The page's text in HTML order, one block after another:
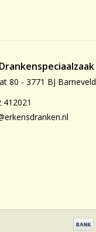
80 - 3771 BJ Barneveld
412021